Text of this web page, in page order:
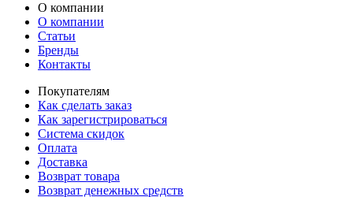
О компании
О компании
Статьи
Бренды
Контакты
Покупателям
Как сделать заказ
Как зарегистрироваться
Система скидок
Оплата
Доставка
Возврат товара
Возврат денежных средств